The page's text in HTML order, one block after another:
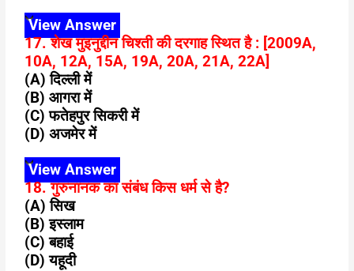
View Answer
17. शेख मुइनुद्दीन चिश्ती की दरगाह स्थित है : [2009A,
10A, 12A, 15A, 19A, 20A, 21A, 22A]
(A) दिल्ली में
(B) आगरा में
(C) फतेहपुर सिकरी में
(D) अजमेर में
View Answer
18. गुरुनानक का संबंध किस धर्म से है?
(A) सिख
(B) इस्लाम
(C) बहाई
(D) यहूदी